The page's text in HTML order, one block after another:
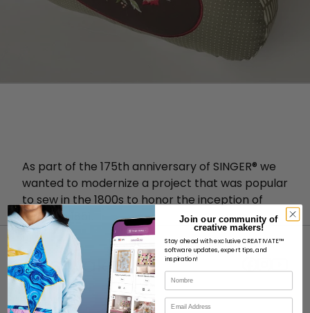
As part of the 175th anniversary of SINGER® we
wanted to modernize a project that was popular
to sew in the 1800s to honor the inception of
Singer in 1851.
ACERCA DE
Join our community of
creative makers!
Stay ahead with exclusive CREATIVATE™
software updates, expert tips, and
inspiration!
Nombre
Correo electrónico